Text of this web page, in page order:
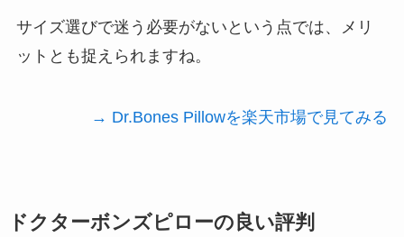
サイズ選びで迷う必要がないという点では、メリ
ットとも捉えられますね。
→ Dr.Bones Pillowを楽天市場で見てみる
ドクターボンズピローの良い評判